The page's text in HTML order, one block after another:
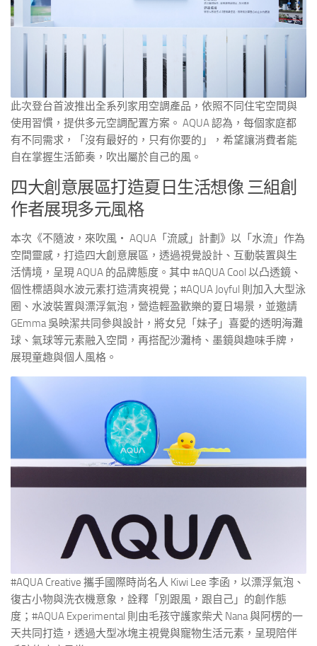
此次登台首波推出全系列家用空調產品，依照不同住宅空間與
使用習慣，提供多元空調配置方案。 AQUA 認為，每個家庭都
有不同需求，「沒有最好的，只有你要的」，希望讓消費者能
自在掌握生活節奏，吹出屬於自己的風。
四大創意展區打造夏日生活想像 三組創
作者展現多元風格
本次《不隨波，來吹風・ AQUA「流感」計劃》以「水流」作為
空間靈感，打造四大創意展區，透過視覺設計、互動裝置與生
活情境，呈現 AQUA 的品牌態度。其中 #AQUA Cool 以凸透鏡、
個性標語與水波元素打造清爽視覺；#AQUA Joyful 則加入大型泳
圈、水波裝置與漂浮氣泡，營造輕盈歡樂的夏日場景，並邀請
GEmma 吳映潔共同參與設計，將女兒「妹子」喜愛的透明海灘
球、氣球等元素融入空間，再搭配沙灘椅、墨鏡與趣味手牌，
展現童趣與個人風格。
#AQUA Creative 攜手國際時尚名人 Kiwi Lee 李函，以漂浮氣泡、
復古小物與洗衣機意象，詮釋「別跟風，跟自己」的創作態
度；#AQUA Experimental 則由毛孩守護家柴犬 Nana 與阿楞的一
天共同打造，透過大型冰塊主視覺與寵物生活元素，呈現陪伴